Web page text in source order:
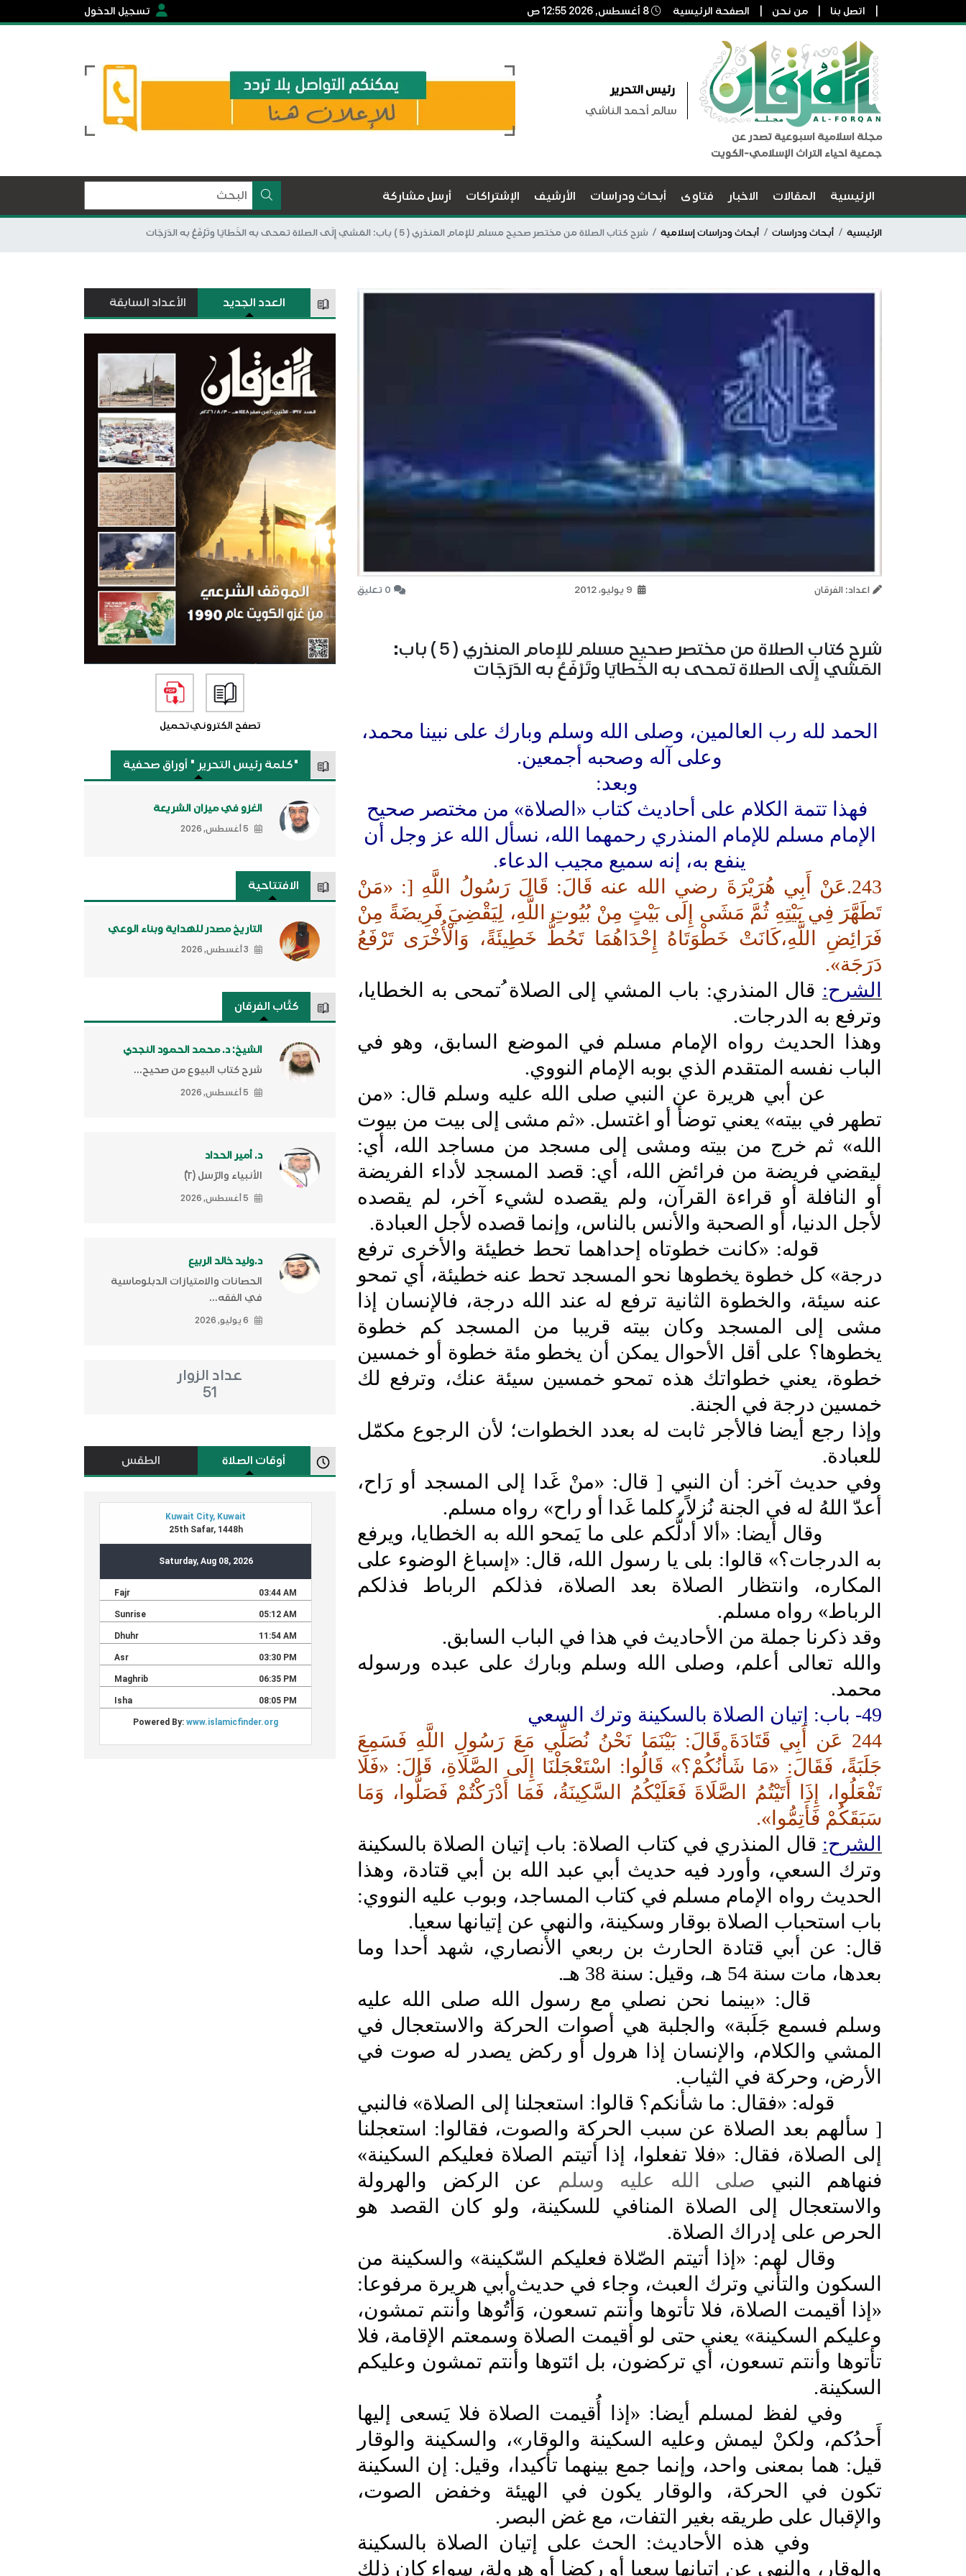
اتصل بنا من نحن الصفحة الرئيسية تسجيل الدخول
مجلة اسلامية اسبوعية تصدر عن
جمعية احياء التراث الإسلامي-الكويت
رئيس التحرير
سالم أحمد الناشي
الرئيسية المقالات الاخبار فتاوى أبحاث ودراسات الأرشيف الإشتراكات أرسل مشاركة
الرئيسية أبحاث ودراسات أبحاث ودراسات إسلامية شرح كتاب الصلاة من مختصر صحيح مسلم للإمام المنذري ( 5 ) باب: المَشي إِلَى الصلاة تمحى به الخَطايَا وتَرْفَعُ به الدَرَجَات
اعداد: الفرقان 0 تعليق
شرح كتاب الصلاة من مختصر صحيح مسلم للإمام المنذري ( 5 ) باب:
المَشي إِلَى الصلاة تمحى به الخَطايَا وتَرْفَعُ به الدَرَجَات
الحمد لله رب العالمين، وصلى الله وسلم وبارك على نبينا محمد،
وعلى آله وصحبه أجمعين.
وبعد:
فهذا تتمة الكلام على أحاديث كتاب «الصلاة» من مختصر صحيح
الإمام مسلم للإمام المنذري رحمهما الله، نسأل الله عز وجل أن
ينفع به، إنه سميع مجيب الدعاء.
243.عَنْ أَبِي هُرَيْرَةَ رضي الله عنه قَالَ: قَالَ رَسُولُ اللَّهِ [: «مَنْ
تَطَهَّرَ فِي بَيْتِهِ ثُمَّ مَشَى إِلَى بَيْتٍ مِنْ بُيُوتِ اللَّهِ، لِيَقْضِيَ فَرِيضَةً مِنْ
فَرَائِضِ اللَّهِ،كَانَتْ خَطْوَتَاهُ إِحْدَاهُمَا تَحُطُّ خَطِيئَةً، وَالْأُخْرَى تَرْفَعُ
دَرَجَة».
الشرح: قال المنذري: باب المشي إلى الصلاة ُتمحى به الخطايا،
وترفع به الدرجات.
وهذا الحديث رواه الإمام مسلم في الموضع السابق، وهو في
الباب نفسه المتقدم الذي بوبه الإمام النووي.
عن أبي هريرة عن النبي صلى الله عليه وسلم قال: «من
تطهر في بيته» يعني توضأ أو اغتسل. «ثم مشى إلى بيت من بيوت
الله» ثم خرج من بيته ومشى إلى مسجد من مساجد الله، أي:
ليقضي فريضة من فرائض الله، أي: قصد المسجد لأداء الفريضة
أو النافلة أو قراءة القرآن، ولم يقصده لشيء آخر، لم يقصده
لأجل الدنيا، أو الصحبة والأنس بالناس، وإنما قصده لأجل العبادة.
قوله: «كانت خطوتاه إحداهما تحط خطيئة والأخرى ترفع
درجة» كل خطوة يخطوها نحو المسجد تحط عنه خطيئة، أي تمحو
عنه سيئة، والخطوة الثانية ترفع له عند الله درجة، فالإنسان إذا
مشى إلى المسجد وكان بيته قريبا من المسجد كم خطوة
يخطوها؟ على أقل الأحوال يمكن أن يخطو مئة خطوة أو خمسين
خطوة، يعني خطواتك هذه تمحو خمسين سيئة عنك، وترفع لك
خمسين درجة في الجنة.
وإذا رجع أيضا فالأجر ثابت له بعدد الخطوات؛ لأن الرجوع مكمّل
للعبادة.
وفي حديث آخر: أن النبي [ قال: «منْ غَدا إلى المسجد أو رَاح،
أعدّ اللهُ له في الجنة نُزلاً، كلما غَدا أو راح» رواه مسلم.
وقال أيضا: «ألا أدلُّكم على ما يَمحو الله به الخطايا، ويرفع
به الدرجات؟» قالوا: بلى يا رسول الله، قال: «إسباغ الوضوء على
المكاره، وانتظار الصلاة بعد الصلاة، فذلكم الرباط فذلكم
الرباط» رواه مسلم.
وقد ذكرنا جملة من الأحاديث في هذا في الباب السابق.
والله تعالى أعلم، وصلى الله وسلم وبارك على عبده ورسوله
محمد.
49- باب: إتيان الصلاة بالسكينة وترك السعي
244 عَن أَبِي قَتَادَةَ قَالَ: بَيْنَمَا نَحْنُ نُصَلِّي مَعَ رَسُولِ اللَّهِ فَسَمِعَ
جَلَبَةً، فَقَالَ: «مَا شَأْنُكُمْ؟» قَالُوا: اسْتَعْجَلْنَا إِلَى الصَّلَاةِ، قَالَ: «فَلَا
تَفْعَلُوا، إِذَا أَتَيْتُمُ الصَّلَاةَ فَعَلَيْكُمُ السَّكِينَةُ، فَمَا أَدْرَكْتُمْ فَصَلُّوا، وَمَا
سَبَقَكُمْ فَأَتِمُّوا».
الشرح: قال المنذري في كتاب الصلاة: باب إتيان الصلاة بالسكينة
وترك السعي، وأورد فيه حديث أبي عبد الله بن أبي قتادة، وهذا
الحديث رواه الإمام مسلم في كتاب المساجد، وبوب عليه النووي:
باب استحباب الصلاة بوقار وسكينة، والنهي عن إتيانها سعيا.
قال: عن أبي قتادة الحارث بن ربعي الأنصاري، شهد أحدا وما
بعدها، مات سنة 54 هـ، وقيل: سنة 38 هـ.
قال: «بينما نحن نصلي مع رسول الله صلى الله عليه
وسلم فسمع جَلَبة» والجلبة هي أصوات الحركة والاستعجال في
المشي والكلام، والإنسان إذا هرول أو ركض يصدر له صوت في
الأرض، وحركة في الثياب.
قوله: «فقال: ما شأنكم؟ قالوا: استعجلنا إلى الصلاة» فالنبي
[ سألهم بعد الصلاة عن سبب الحركة والصوت، فقالوا: استعجلنا
إلى الصلاة، فقال: «فلا تفعلوا، إذا أتيتم الصلاة فعليكم السكينة»
فنهاهم النبي صلى الله عليه وسلم
عن الركض والهرولة
والاستعجال إلى الصلاة المنافي للسكينة، ولو كان القصد هو
الحرص على إدراك الصلاة.
وقال لهم: «إذا أتيتم الصّلاة فعليكم السّكينة» والسكينة من
السكون والتأني وترك العبث، وجاء في حديث أبي هريرة مرفوعا:
«إذا أقيمت الصلاة، فلا تأتوها وأنتم تسعون، وَأْتُوها وأنتم تمشون،
وعليكم السكينة» يعني حتى لو أقيمت الصلاة وسمعتم الإقامة، فلا
تأتوها وأنتم تسعون، أي تركضون، بل ائتوها وأنتم تمشون وعليكم
السكينة.
وفي لفظ لمسلم أيضا: «إذا أُقيمت الصلاة فلا يَسعى إليها
أَحدُكم، ولكنْ ليمش وعليه السكينة والوقار»، والسكينة والوقار
قيل: هما بمعنى واحد، وإنما جمع بينهما تأكيدا، وقيل: إن السكينة
تكون في الحركة، والوقار يكون في الهيئة وخفض الصوت،
والإقبال على طريقه بغير التفات، مع غض البصر.
وفي هذه الأحاديث: الحث على إتيان الصلاة بالسكينة
والوقار، والنهي عن إتيانها سعيا أو ركضا أو هرولة، سواء كان ذلك
العدد الجديد الأعداد السابقة
تصفح الكترونيتحميل
"كلمة رئيس التحرير " أوراق صحفية
الغزو في ميزان الشريعة
5 أغسطس, 2026
الافتتاحية
التاريخ مصدر للهداية وبناء الوعي
3 أغسطس, 2026
كتَّاب الفرقان
الشيخ: د. محمد الحمود النجدي
شرح كتاب البيوع من صحيح...
5 أغسطس, 2026
د. أمير الحداد
الأنبياء والرّسل (٢)ّ
5 أغسطس, 2026
د.وليد خالد الربيع
الحصانات والامتيازات الدبلوماسية
في الفقه...
6 يوليو, 2026
عداد الزوار
51
أوقات الصلاة الطقس